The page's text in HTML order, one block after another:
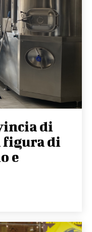
di
figura di
e